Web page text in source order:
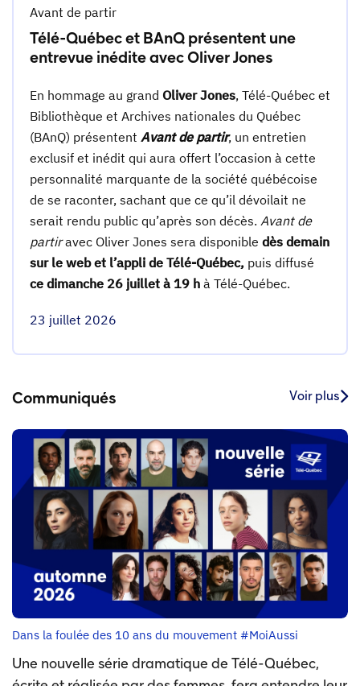
Avant de partir
Télé-Québec et BAnQ présentent une
entrevue inédite avec Oliver Jones
En hommage au grand Oliver Jones, Télé-Québec et
Bibliothèque et Archives nationales du Québec
(BAnQ) présentent Avant de partir, un entretien
exclusif et inédit qui aura offert l’occasion à cette
personnalité marquante de la société québécoise
de se raconter, sachant que ce qu’il dévoilait ne
serait rendu public qu’après son décès. Avant de
partiravec Oliver Jones sera disponible dès demain
sur le web et l’appli de Télé-Québec, puis diffusé
ce dimanche 26 juillet à 19 h à Télé-Québec.
23 juillet 2026
Communiqués Voir plus
Dans la foulée des 10 ans du mouvement #MoiAussi
Une nouvelle série dramatique de Télé-Québec,